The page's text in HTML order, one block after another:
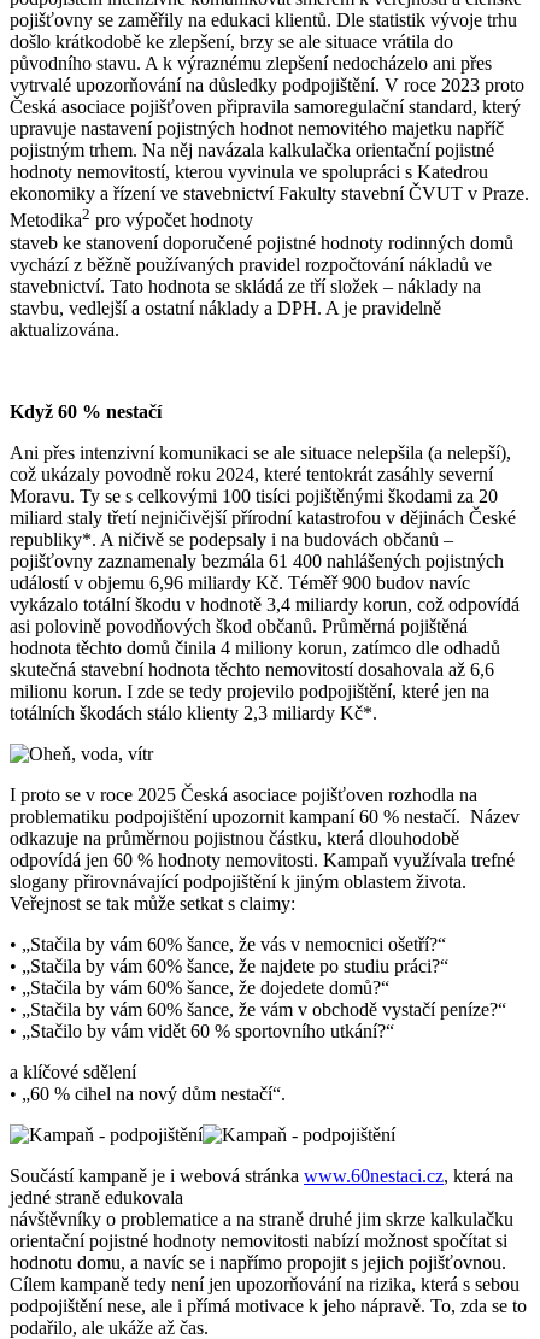
pojišťovny se zaměřily na edukaci klientů. Dle statistik vývoje trhu
došlo krátkodobě ke zlepšení, brzy se ale situace vrátila do
původního stavu. A k výraznému zlepšení nedocházelo ani přes
vytrvalé upozorňování na důsledky podpojištění. V roce 2023 proto
Česká asociace pojišťoven připravila samoregulační standard, který
upravuje nastavení pojistných hodnot nemovitého majetku napříč
pojistným trhem. Na něj navázala kalkulačka orientační pojistné
hodnoty nemovitostí, kterou vyvinula ve spolupráci s Katedrou
ekonomiky a řízení ve stavebnictví Fakulty stavební ČVUT v Praze.
Metodika2 pro výpočet hodnoty
staveb ke stanovení doporučené pojistné hodnoty rodinných domů
vychází z běžně používaných pravidel rozpočtování nákladů ve
stavebnictví. Tato hodnota se skládá ze tří složek – náklady na
stavbu, vedlejší a ostatní náklady a DPH. A je pravidelně
aktualizována.
Když 60 % nestačí
Ani přes intenzivní komunikaci se ale situace nelepšila (a nelepší),
což ukázaly povodně roku 2024, které tentokrát zasáhly severní
Moravu. Ty se s celkovými 100 tisíci pojištěnými škodami za 20
miliard staly třetí nejničivější přírodní katastrofou v dějinách České
republiky*. A ničivě se podepsaly i na budovách občanů –
pojišťovny zaznamenaly bezmála 61 400 nahlášených pojistných
událostí v objemu 6,96 miliardy Kč. Téměř 900 budov navíc
vykázalo totální škodu v hodnotě 3,4 miliardy korun, což odpovídá
asi polovině povodňových škod občanů. Průměrná pojištěná
hodnota těchto domů činila 4 miliony korun, zatímco dle odhadů
skutečná stavební hodnota těchto nemovitostí dosahovala až 6,6
milionu korun. I zde se tedy projevilo podpojištění, které jen na
totálních škodách stálo klienty 2,3 miliardy Kč*.
I proto se v roce 2025 Česká asociace pojišťoven rozhodla na
problematiku podpojištění upozornit kampaní 60 % nestačí. Název
odkazuje na průměrnou pojistnou částku, která dlouhodobě
odpovídá jen 60 % hodnoty nemovitosti. Kampaň využívala trefné
slogany přirovnávající podpojištění k jiným oblastem života.
Veřejnost se tak může setkat s claimy:
• „Stačila by vám 60% šance, že vás v nemocnici ošetří?“
• „Stačila by vám 60% šance, že najdete po studiu práci?“
• „Stačila by vám 60% šance, že dojedete domů?“
• „Stačila by vám 60% šance, že vám v obchodě vystačí peníze?“
• „Stačilo by vám vidět 60 % sportovního utkání?“
a klíčové sdělení
• „60 % cihel na nový dům nestačí“.
Součástí kampaně je i webová stránka www.60nestaci.cz, která na
jedné straně edukovala
návštěvníky o problematice a na straně druhé jim skrze kalkulačku
orientační pojistné hodnoty nemovitosti nabízí možnost spočítat si
hodnotu domu, a navíc se i napřímo propojit s jejich pojišťovnou.
Cílem kampaně tedy není jen upozorňování na rizika, která s sebou
podpojištění nese, ale i přímá motivace k jeho nápravě. To, zda se to
podařilo, ale ukáže až čas.